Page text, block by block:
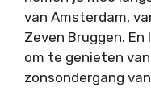
van Amsterdam,
Zeven Bruggen.
om te genieten
zonsondergang